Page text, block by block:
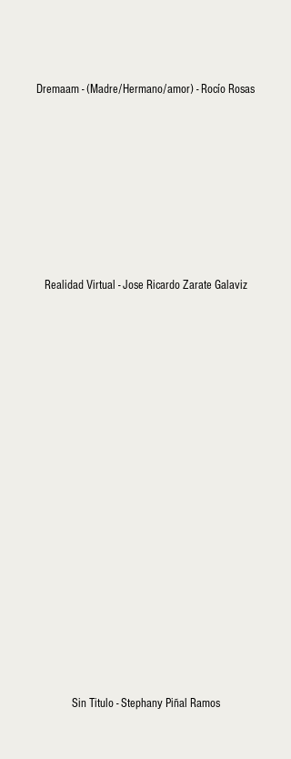
Dremaam - (Madre/Hermano/amor) - Rocío Rosas
Realidad Virtual - Jose Ricardo Zarate Galaviz
Sin Titulo - Stephany Piñal Ramos